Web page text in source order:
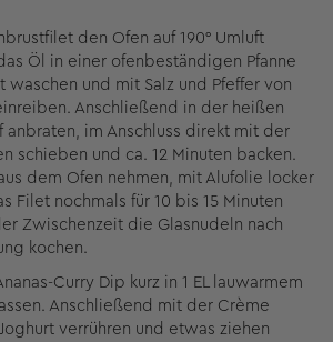
den Ofen auf 190° Umluft
Öl in einer ofenbeständigen Pfanne
waschen und mit Salz und Pfeffer von
Anschließend in der heißen
anbraten, im Anschluss direkt mit der
schieben und ca. 12 Minuten backen.
dem Ofen nehmen, mit Alufolie locker
Filet nochmals für 10 bis 15 Minuten
Zwischenzeit die Glasnudeln nach
kochen.
Curry Dip kurz in 1 EL lauwarmem
Anschließend mit der Crème
verrühren und etwas ziehen